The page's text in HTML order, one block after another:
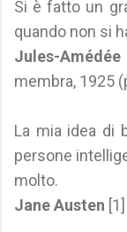
Si è fatto un
quando non si
Jules-
membra, 1925
La mia idea di
persone
molto.
Jane Austen [1]